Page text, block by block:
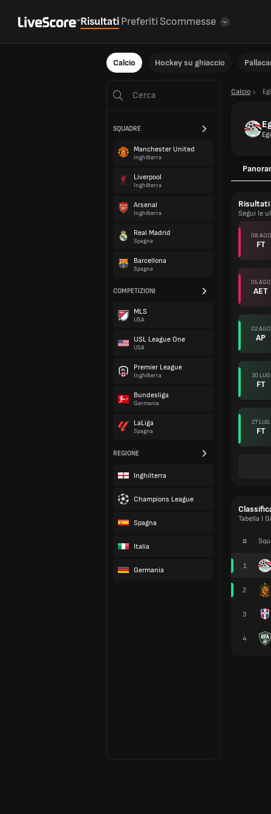
RisultatiPreferiti Scommesse
Calcio Hockey su ghiaccio
SQUADRE
Manchester United
Inghilterra
Liverpool
Inghilterra
Arsenal
Inghilterra
Real Madrid
Spagna
Barcellona
Spagna
COMPETIZIONI
MLS
USA
USL League One
USA
Premier League
Inghilterra
Bundesliga
Germania
LaLiga
Spagna
REGIONE
Inghilterra
Champions League
Spagna
Italia
Germania
Calcio
Risultati
Segui le
08 AGO
FT
05 AGO
AET
02 AGO
AP
30 LUG
FT
27 LUG
FT
Tabella I
#
1
2
3
4